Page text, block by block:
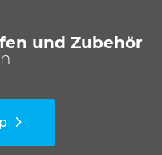
und Zubehör